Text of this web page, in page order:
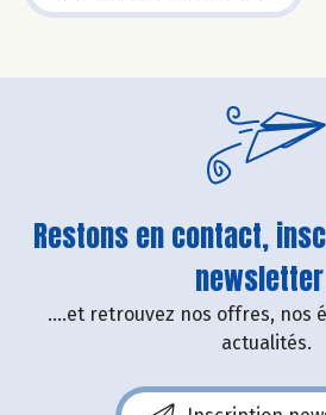
Restons en contact,
....et retrouvez nos offres, nos
actualités.